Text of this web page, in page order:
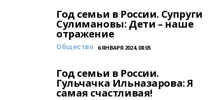
Год семьи в России. Супруги
Сулимановы: Дети – наше
отражение
Общество 6 ЯНВАРЯ 2024, 08:05
Год семьи в России.
Гульчачка Ильназарова: Я
самая счастливая!